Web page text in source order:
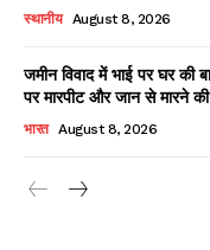
स्थानीय August 8, 2026
जमीन विवाद में भाई पर घर की
पर मारपीट और जान से मारने
भारत August 8, 2026